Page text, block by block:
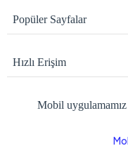
Popüler Sayfalar
Hızlı Erişim
Mobil uygulamamız